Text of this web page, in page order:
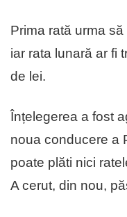
Prima rată urma
iar rata lunară ar fi
de lei.
Înțelegerea a fost
noua conducere a
poate plăti nici
A cerut, din nou,